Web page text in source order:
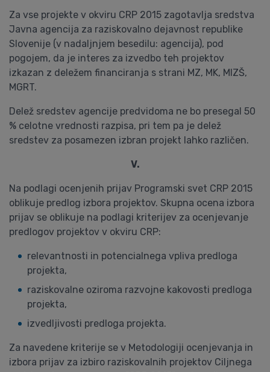
Za vse projekte v okviru CRP 2015 zagotavlja sredstva
Javna agencija za raziskovalno dejavnost republike
Slovenije (v nadaljnjem besedilu: agencija), pod
pogojem, da je interes za izvedbo teh projektov
izkazan z deležem financiranja s strani MZ, MK, MIZŠ,
MGRT.
Delež sredstev agencije predvidoma ne bo presegal 50
% celotne vrednosti razpisa, pri tem pa je delež
sredstev za posamezen izbran projekt lahko različen.
V.
Na podlagi ocenjenih prijav Programski svet CRP 2015
oblikuje predlog izbora projektov. Skupna ocena izbora
prijav se oblikuje na podlagi kriterijev za ocenjevanje
predlogov projektov v okviru CRP:
relevantnosti in potencialnega vpliva predloga
projekta,
raziskovalne oziroma razvojne kakovosti predloga
projekta,
izvedljivosti predloga projekta.
Za navedene kriterije se v Metodologiji ocenjevanja in
izbora prijav za izbiro raziskovalnih projektov Ciljnega